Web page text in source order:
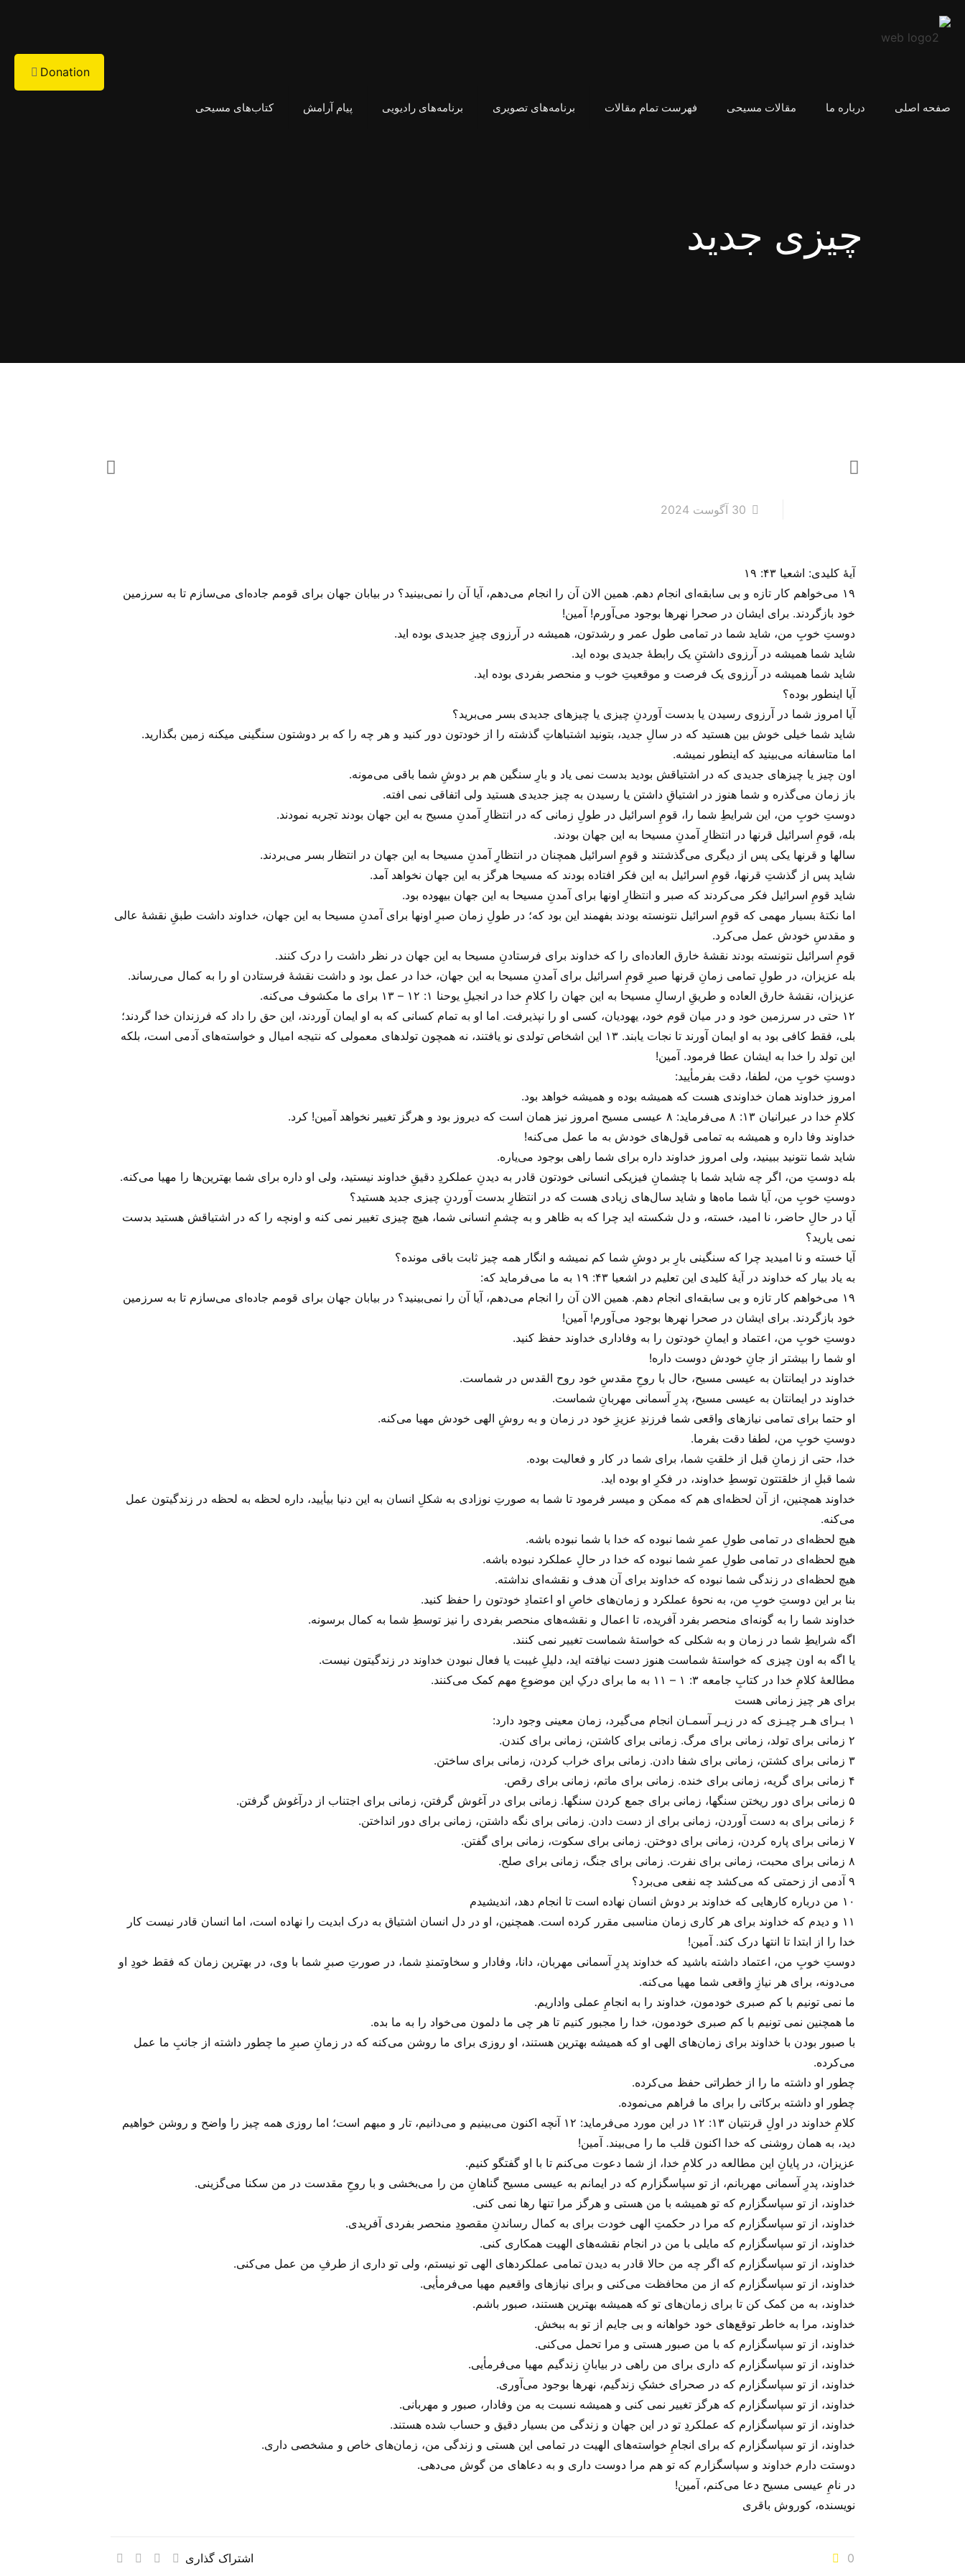
صفحه اصلی درباره ما مقالات مسیحی فهرست تمام مقالات برنامه‌های تصویری برنامه‌های رادیویی پیام آرامش کتاب‌های مسیحی
Donation
چیزی جدید
30 آگوست 2024
آیهٔ کلیدی: اشعیا ۴۳: ۱۹
۱۹ می‌خواهم کار تازه و بی سابقه‌ای انجام دهم. همین الان آن را انجام می‌دهم، آیا آن را نمی‌بینید؟ در بیابان جهان برای قومم جاده‌ای می‌سازم تا به سرزمین
خود بازگردند. برای ایشان در صحرا نهرها بوجود می‌آورم! آمین!
دوستِ خوبِ من، شاید شما در تمامی طول عمر و رشدتون، همیشه در آرزوی چیزِ جدیدی بوده اید.
شاید شما همیشه در آرزوی داشتنِ یک رابطهٔ جدیدی بوده اید.
شاید شما همیشه در آرزوی یک فرصت و موقعیتِ خوب و منحصر بفردی بوده اید.
آیا اینطور بوده؟
آیا امروز شما در آرزوی رسیدن یا بدست آوردنِ چیزی یا چیز‌های جدیدی بسر می‌‌برید؟
شاید شما خیلی خوش بین هستید که در سالِ جدید، بتونید اشتباهاتِ گذشته را از خودتون دور کنید و هر چه را که بر دوشتون سنگینی میکنه زمین بگذارید.
اما متاسفانه می‌‌بینید که اینطور نمیشه.
اون چیز یا چیز‌های جدیدی که در اشتیاقش بودید بدست نمی یاد و بارِ سنگین هم بر دوشِ شما باقی می‌‌مونه.
باز زمان می‌‌گذره و شما هنوز در اشتیاقِ داشتن یا رسیدن به چیز جدیدی هستید ولی‌ اتفاقی نمی افته.
دوستِ خوبِ من، این شرایطِ شما را، قومِ اسرائیل در طولِ زمانی که در انتظارِ آمدنِ مسیح به این جهان بودند تجربه نمودند.
بله، قومِ اسرائیل قرنها در انتظارِ آمدنِ مسیحا به این جهان بودند.
سالها و قرنها یکی پس از دیگری می‌‌گذشتند و قومِ اسرائیل همچنان در انتظارِ آمدنِ مسیحا به این جهان در انتظار بسر می‌‌بردند.
شاید پس از گذشتِ قرنها، قومِ اسرائیل به این فکر افتاده بودند که مسیحا هرگز به این جهان نخواهد آمد.
شاید قومِ اسرائیل فکر می‌‌کردند که صبر و انتظارِ اونها برای آمدنِ مسیحا به این جهان بیهوده بود.
اما نکتهٔ بسیار مهمی که قومِ اسرائیل نتونسته بودند بفهمند این بود که؛ در طولِ زمان صبرِ اونها برای آمدنِ مسیحا به این جهان، خداوند داشت طبقِ نقشهٔ عالی
و مقدسِ خودش عمل می‌‌کرد.
قومِ اسرائیل نتونسته بودند نقشهٔ خارق العاده‌ای را که خداوند برای فرستادنِ مسیحا به این جهان در نظر داشت را درک کنند.
بله عزیزان، در طولِ تمامی زمانِ قرنها صبرِ قومِ اسرائیل برای آمدنِ مسیحا به این جهان، خدا در عمل بود و داشت نقشهٔ فرستادن او را به کمال می‌‌رساند.
عزیزان، نقشهٔ خارق العاده و طریقِ ارسالِ مسیحا به این جهان را کلامِ خدا در انجیلِ یوحنا ۱: ۱۲ – ۱۳ برای ما مکشوف می‌‌کنه.
۱۲ حتی در سرزمین خود و در میان قوم خود، یهودیان، کسی او را نپذیرفت. اما او به تمام کسانی که به او ایمان آوردند، این حق را داد که فرزندان خدا گردند؛
بلی، فقط کافی بود به او ایمان آورند تا نجات یابند. ۱۳ این اشخاص تولدی نو یافتند، نه همچون تولدهای معمولی که نتیجه امیال و خواسته‌های آدمی است، بلکه
این تولد را خدا به ایشان عطا فرمود. آمین!
دوستِ خوبِ من، لطفا، دقت بفرمأیید:
امروز خداوند همان خداوندی هست که همیشه بوده و همیشه خواهد بود.
کلامِ خدا در عبرانیان ۱۳: ۸ می‌‌فرماید: ۸ عیسی مسیح امروز نیز همان است که دیروز بود و هرگز تغییر نخواهد آمین! کرد.
خداوند وفا داره و همیشه به تمامی قول‌های خودش به ما عمل می‌‌کنه!
شاید شما نتونید ببینید، ولی‌ امروز خداوند داره برای شما راهی بوجود می‌‌یاره.
بله دوستِ من، اگر چه شاید شما با چشمانِ فیزیکی انسانی خودتون قادر به دیدنِ عملکردِ دقیقِ خداوند نیستید، ولی‌ او داره برای شما بهترین‌ها را مهیا می‌‌کنه.
دوستِ خوبِ من، آیا شما ماه‌ها و شاید سال‌های زیادی هست که در انتظارِ بدست آوردنِ چیزی جدید هستید؟
آیا در حالِ حاضر، نا امید، خسته، و دل شکسته اید چرا که به ظاهر و به چشمِ انسانی شما، هیچ چیزی تغییر نمی کنه و اونچه را که در اشتیاقش هستید بدست
نمی یارید؟
آیا خسته و نا امیدید چرا که سنگینی بارِ بر دوشِ شما کم نمیشه و انگار همه چیز ثابت باقی مونده؟
به یاد بیار که خداوند در آیهٔ کلیدی این تعلیم در اشعیا ۴۳: ۱۹ به ما می‌‌فرماید که:
۱۹ می‌خواهم کار تازه و بی سابقه‌ای انجام دهم. همین الان آن را انجام می‌دهم، آیا آن را نمی‌بینید؟ در بیابان جهان برای قومم جاده‌ای می‌سازم تا به سرزمین
خود بازگردند. برای ایشان در صحرا نهرها بوجود می‌آورم! آمین!
دوستِ خوبِ من، اعتماد و ایمانِ خودتون را به وفاداری خداوند حفظ کنید.
او شما را بیشتر از جانِ خودش دوست داره!
خداوند در ایمانتان به عیسی مسیح، حال با روحِ مقدسِ خود روح القدس در شماست.
خداوند در ایمانتان به عیسی مسیح، پدرِ آسمانی مهربانِ شماست.
او حتما برای تمامی نیاز‌های واقعی شما فرزندِ عزیزِ خود در زمان و به روشِ الهی خودش مهیا می‌‌کنه.
دوستِ خوبِ من، لطفا دقت بفرما.
خدا، حتی از زمانِ قبل از خلقتِ شما، برای شما در کار و فعالیت بوده.
شما قبلِ از خلقتتون توسطِ خداوند، در فکرِ او بوده اید.
خداوند همچنین، از آن لحظه‌ای هم که ممکن و میسر فرمود تا شما به صورتِ نوزادی به شکلِ انسان به این دنیا بیأیید، داره لحظه به لحظه در زندگیتون عمل
می‌‌کنه.
هیچ لحظه‌ای در تمامی طولِ عمرِ شما نبوده که خدا با شما نبوده باشه.
هیچ لحظه‌ای در تمامی طولِ عمرِ شما نبوده که خدا در حالِ عملکرد نبوده باشه.
هیچ لحظه‌ای در زندگی شما نبوده که خداوند برای آن هدف و نقشه‌ای نداشته.
بنا بر این دوستِ خوبِ من، به نحوهٔ عملکرد و زمان‌های خاصِ او اعتمادِ خودتون را حفظ کنید.
خداوند شما را به گونه‌ای منحصر بفرد آفریده، تا اعمال و نقشه‌های منحصر بفردی را نیز توسطِ شما به کمال برسونه.
اگه شرایطِ شما در زمان و به شکلی که خواستهٔ شماست تغییر نمی کنند.
یا اگه به اون چیزی که خواستهٔ شماست هنوز دست نیافته اید، دلیلِ غیبت یا فعال نبودن خداوند در زندگیتون نیست.
مطالعهٔ کلامِ خدا در کتابِ جامعه ۳: ۱ – ۱۱ به ما برای درکِ این موضوعِ مهم کمک می‌‌کنند.
برای هر چیز زمانی هست
۱ بـرای هـر چیـزی که در زیـر آسمـان انجام می‌گیرد، زمان معینی وجود دارد:
۲ زمانی برای تولد، زمانی برای مرگ. زمانی برای کاشتن، زمانی برای کندن.
۳ زمانی برای کشتن، زمانی برای شفا دادن. زمانی برای خراب کردن، زمانی برای ساختن.
۴ زمانی برای گریه، زمانی برای خنده. زمانی برای ماتم، زمانی برای رقص.
۵ زمانی برای دور ریختن سنگها، زمانی برای جمع کردن سنگها. زمانی برای در آغوش گرفتن، زمانی برای اجتناب از درآغوش گرفتن.
۶ زمانی برای به دست آوردن، زمانی برای از دست دادن. زمانی برای نگه داشتن، زمانی برای دور انداختن.
۷ زمانی برای پاره کردن، زمانی برای دوختن. زمانی برای سکوت، زمانی برای گفتن.
۸ زمانی برای محبت، زمانی برای نفرت. زمانی برای جنگ، زمانی برای صلح.
۹ آدمی از زحمتی که می‌کشد چه نفعی می‌برد؟
۱۰ من درباره کارهایی که خداوند بر دوش انسان نهاده است تا انجام دهد، اندیشیدم
۱۱ و دیدم که خداوند برای هر کاری زمان مناسبی مقرر کرده است. همچنین، او در دل انسان اشتیاق به درک ابدیت را نهاده است، اما انسان قادر نیست کار
خدا را از ابتدا تا انتها درک کند. آمین!
دوستِ خوبِ من، اعتماد داشته باشید که خداوند پدرِ آسمانی مهربان، دانا، وفادار و سخاوتمندِ شما، در صورتِ صبرِ شما با وی، در بهترین زمان که فقط خودِ او
می‌‌دونه، برای هر نیازِ واقعی شما مهیا می‌‌کنه.
ما نمی تونیم با کم صبری خودمون، خداوند را به انجامِ عملی واداریم.
ما همچنین نمی تونیم با کم صبری خودمون، خدا را مجبور کنیم تا هر چی‌ ما دلمون می‌‌خواد را به ما بده.
با صبور بودن با خداوند برای زمان‌های الهی او که همیشه بهترین هستند، او روزی برای ما روشن می‌‌کنه که در زمانِ صبرِ ما چطور داشته از جانبِ ما عمل
می‌‌کرده.
چطور او داشته ما را از خطراتی حفظ می‌‌کرده.
چطور او داشته برکاتی را برای ما فراهم می‌‌نموده.
کلامِ خداوند در اولِ قرنتیان ۱۳: ۱۲ در این مورد می‌‌فرماید: ۱۲ آنچه اکنون می‌بینیم و می‌دانیم، تار و مبهم است؛ اما روزی همه چیز را واضح و روشن خواهیم
دید، به همان روشنی که خدا اکنون قلب ما را می‌بیند. آمین!
عزیزان، در پایانِ این مطالعه در کلامِ خدا، از شما دعوت می‌‌کنم تا با او گفتگو کنیم.
خداوند، پدرِ آسمانی مهربانم، از تو سپاسگزارم که در ایمانم به عیسی مسیح گناهانِ من را می‌‌بخشی و با روحِ مقدست در من سکنا می‌‌گزینی.
خداوند، از تو سپاسگزارم که تو همیشه با من هستی‌ و هرگز مرا تنها رها نمی کنی.
خداوند، از تو سپاسگزارم که مرا در حکمتِ الهی خودت برای به کمال رساندنِ مقصودِ منحصر بفردی آفریدی.
خداوند، از تو سپاسگزارم که مایلی با من در انجام نقشه‌های الهیت همکاری کنی.
خداوند، از تو سپاسگزارم که اگر چه من حالا قادر به دیدن تمامی عملکرد‌های الهی تو نیستم، ولی‌ تو داری از طرفِ من عمل می‌‌کنی.
خداوند، از تو سپاسگزارم که از من محافظت می‌‌کنی و برای نیاز‌های واقعیم مهیا می‌‌فرمأیی.
خداوند، به من کمک کن تا برای زمان‌های تو که همیشه بهترین هستند، صبور باشم.
خداوند، مرا به خاطر توقع‌های خود خواهانه و بی‌ جایم از تو به ببخش.
خداوند، از تو سپاسگزارم که با من صبور هستی‌ و مرا تحمل می‌‌کنی.
خداوند، از تو سپاسگزارم که داری برای من راهی در بیابانِ زندگیم مهیا می‌‌فرمأیی.
خداوند، از تو سپاسگزارم که در صحرای خشکِ زندگیم، نهر‌ها بوجود می‌‌آوری.
خداوند، از تو سپاسگزارم که هرگز تغییر نمی کنی و همیشه نسبت به من وفادار، صبور و مهربانی.
خداوند، از تو سپاسگزارم که عملکردِ تو در این جهان و زندگی من بسیار دقیق و حساب شده هستند.
خداوند، از تو سپاسگزارم که برای انجامِ خواسته‌های الهیت در تمامی این هستی‌ و زندگی من، زمان‌های خاص و مشخصی داری.
دوستت دارم خداوند و سپاسگزارم که تو هم مرا دوست داری و به دعا‌های من گوش می‌‌دهی.
در نامِ عیسی مسیح دعا می‌‌کنم، آمین!
نویسنده، کوروش باقری
اشتراک گذاری 0